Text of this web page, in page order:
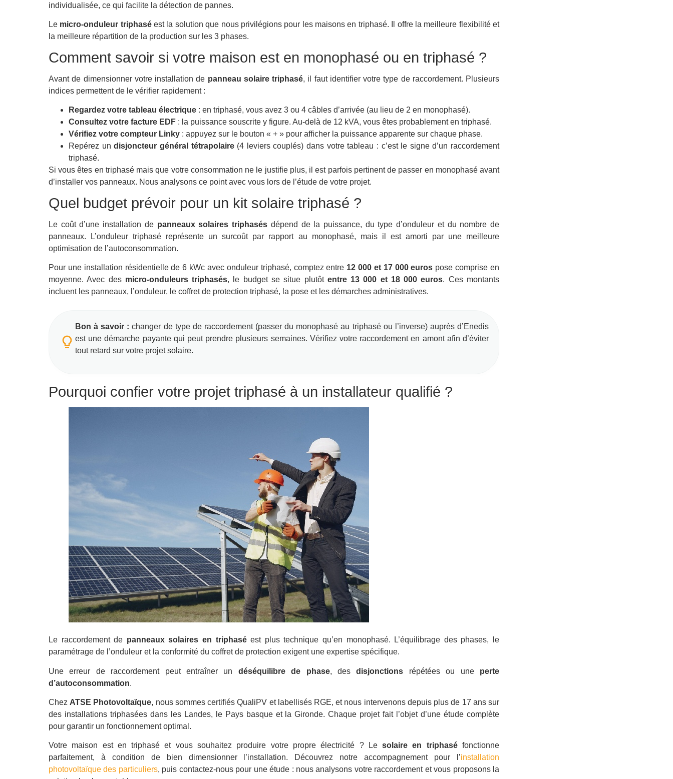
individualisée, ce qui facilite la détection de pannes.
Le micro-onduleur triphaséest la solution que nous privilégions pour les maisons en triphasé. Il offre la meilleure flexibilité et
la meilleure répartition de la production sur les 3 phases.
Comment savoir si votre maison est en monophasé ou en triphasé ?
Avant de dimensionner votre installation de panneau solaire triphasé, il faut identifier votre type de raccordement. Plusieurs
indices permettent de le vérifier rapidement :
Regardez votre tableau électrique : en triphasé, vous avez 3 ou 4 câbles d’arrivée (au lieu de 2 en monophasé).
Consultez votre facture EDF : la puissance souscrite y figure. Au-delà de 12 kVA, vous êtes probablement en triphasé.
Vérifiez votre compteur Linky : appuyez sur le bouton « + » pour afficher la puissance apparente sur chaque phase.
Repérez undisjoncteur général tétrapolaire(4 leviers couplés) dans votre tableau : c’est le signe d’un raccordement
triphasé.
Si vous êtes en triphasé mais que votre consommation ne le justifie plus, il est parfois pertinent de passer en monophasé avant
d’installer vos panneaux. Nous analysons ce point avec vous lors de l’étude de votre projet.
Quel budget prévoir pour un kit solaire triphasé ?
Le coût d’une installation de panneaux solaires triphasés dépend de la puissance, du type d’onduleur et du nombre de
panneaux. L’onduleur triphasé représente un surcoût par rapport au monophasé, mais il est amorti par une meilleure
optimisation de l’autoconsommation.
Pour une installation résidentielle de 6 kWc avec onduleur triphasé, comptez entre 12 000 et 17 000 euros pose comprise en
moyenne. Avec des micro-onduleurs triphasés, le budget se situe plutôt entre 13 000 et 18 000 euros. Ces montants
incluent les panneaux, l’onduleur, le coffret de protection triphasé, la pose et les démarches administratives.
Bon à savoir : changer de type de raccordement (passer du monophasé au triphasé ou l’inverse) auprès d’Enedis
est une démarche payante qui peut prendre plusieurs semaines. Vérifiez votre raccordement en amont afin d’éviter
tout retard sur votre projet solaire.
Pourquoi confier votre projet triphasé à un installateur qualifié ?
Le raccordement de panneaux solaires en triphaséest plus technique qu’en monophasé. L’équilibrage des phases, le
paramétrage de l’onduleur et la conformité du coffret de protection exigent une expertise spécifique.
Une erreur de raccordement peut entraîner un déséquilibre de phase, desdisjonctions répétées ou une perte
d’autoconsommation.
Chez ATSE Photovoltaïque, nous sommes certifiés QualiPV et labellisés RGE, et nous intervenons depuis plus de 17 ans sur
des installations triphasées dans les Landes, le Pays basque et la Gironde. Chaque projet fait l’objet d’une étude complète
pour garantir un fonctionnement optimal.
Votre maison est en triphasé et vous souhaitez produire votre propre électricité ? Lesolaire en triphaséfonctionne
parfaitement, à condition de bien dimensionner l’installation. Découvrez notre accompagnement pour l’installation
photovoltaïque des particuliers, puis contactez-nous pour une étude : nous analysons votre raccordement et vous proposons la